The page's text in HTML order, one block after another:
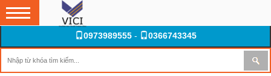
0973989555- 0366743345